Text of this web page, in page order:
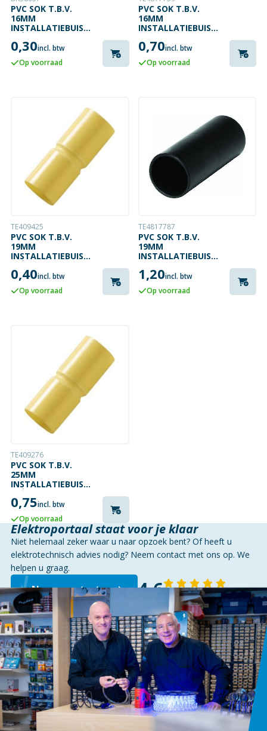
PVC SOK T.B.V.
16MM
INSTALLATIEBUIS
0,30incl. btw
Op voorraad
PVC SOK T.B.V.
16MM
INSTALLATIEBUIS
0,70incl. btw
Op voorraad
TE409425
PVC SOK T.B.V.
19MM
INSTALLATIEBUIS
0,40incl. btw
Op voorraad
TE4817787
PVC SOK T.B.V.
19MM
INSTALLATIEBUIS
1,20incl. btw
Op voorraad
TE409276
PVC SOK T.B.V.
25MM
INSTALLATIEBUIS
0,75incl. btw
Op voorraad
Elektroportaal staat voor je klaar
Niet helemaal zeker waar u naar opzoek bent? Of heeft u
elektrotechnisch advies nodig? Neem contact met ons op. We
helpen u graag.
Neem contact op 4,6 143 reviews